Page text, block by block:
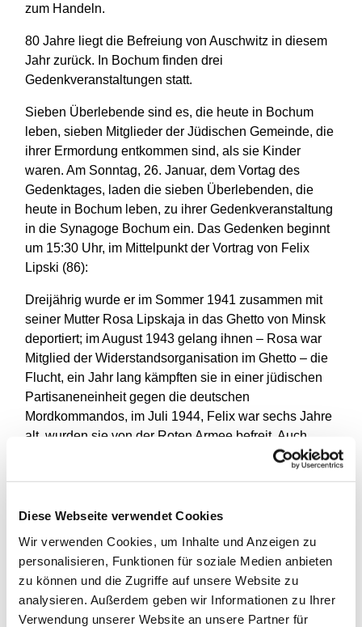
Diese Webseite verwendet Cookies
Wir verwenden Cookies, um Inhalte und Anzeigen zu
personalisieren, Funktionen für soziale Medien anbieten
zu können und die Zugriffe auf unsere Website zu
analysieren. Außerdem geben wir Informationen zu Ihrer
Verwendung unserer Website an unsere Partner für
zum Handeln.
80 Jahre liegt die Befreiung von Auschwitz in diesem
Jahr zurück. In Bochum finden drei
Gedenkveranstaltungen statt.
Sieben Überlebende sind es, die heute in Bochum
leben, sieben Mitglieder der Jüdischen Gemeinde, die
ihrer Ermordung entkommen sind, als sie Kinder
waren. Am Sonntag, 26. Januar, dem Vortag des
Gedenktages, laden die sieben Überlebenden, die
heute in Bochum leben, zu ihrer Gedenkveranstaltung
in die Synagoge Bochum ein. Das Gedenken beginnt
um 15:30 Uhr, im Mittelpunkt der Vortrag von Felix
Lipski (86):
Dreijährig wurde er im Sommer 1941 zusammen mit
seiner Mutter Rosa Lipskaja in das Ghetto von Minsk
deportiert; im August 1943 gelang ihnen – Rosa war
Mitglied der Widerstandsorganisation im Ghetto – die
Flucht, ein Jahr lang kämpften sie in einer jüdischen
Partisaneneinheit gegen die deutschen
Mordkommandos, im Juli 1944, Felix war sechs Jahre
alt, wurden sie von der Roten Armee befreit. Auch
dafür, für den jüdischen Widerstand gegen den
schließt mit dem Kaddisch, dem jüdischen
Trauergebet, und dem Gebet El male rachamim, das
seit Jahrhunderten für die Opfer des Judenhasses
gesprochen wird, darin genannt der deutsche Name
für einen Ort in Europa, der für Tausende Orte steht,